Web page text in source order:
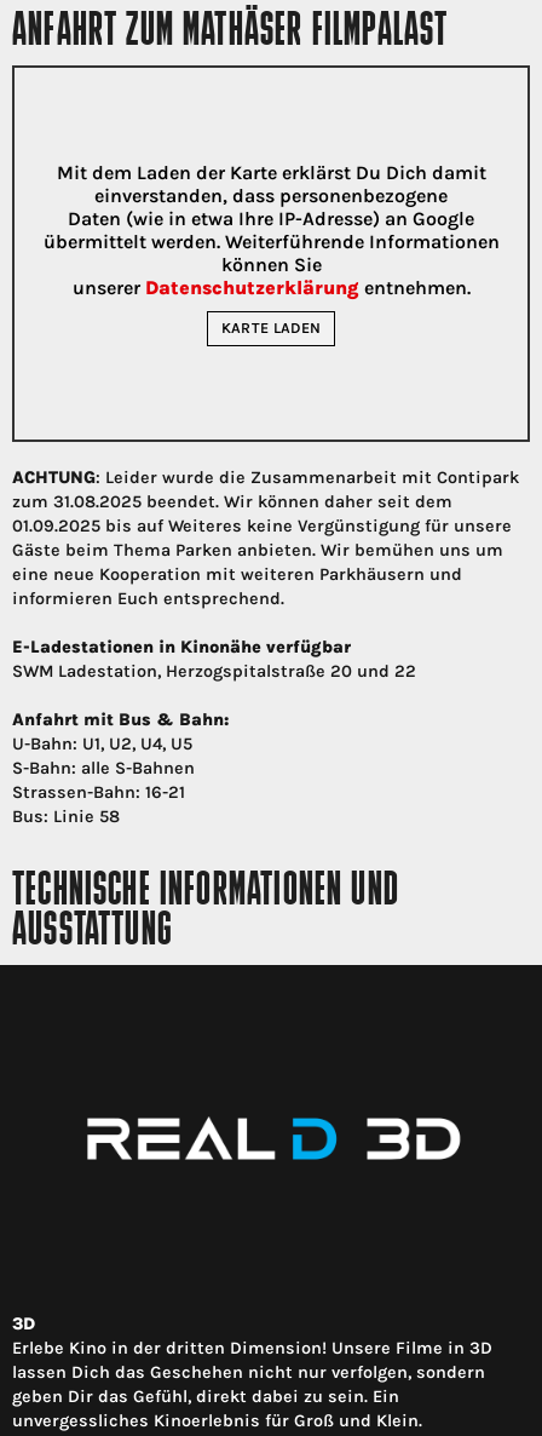
ANFAHRT ZUM MATHÄSER FILMPALAST
Mit dem Laden der Karte erklärst Du Dich damit
einverstanden, dass personenbezogene
Daten (wie in etwa Ihre IP-Adresse) an Google
übermittelt werden. Weiterführende Informationen
können Sie
unserer Datenschutzerklärung entnehmen.
KARTE LADEN
ACHTUNG: Leider wurde die Zusammenarbeit mit Contipark
zum 31.08.2025 beendet. Wir können daher seit dem
01.09.2025 bis auf Weiteres keine Vergünstigung für unsere
Gäste beim Thema Parken anbieten. Wir bemühen uns um
eine neue Kooperation mit weiteren Parkhäusern und
informieren Euch entsprechend.
E-Ladestationen in Kinonähe verfügbar
SWM Ladestation, Herzogspitalstraße 20 und 22
Anfahrt mit Bus & Bahn:
U-Bahn: U1, U2, U4, U5
S-Bahn: alle S-Bahnen
Strassen-Bahn: 16-21
Bus: Linie 58
TECHNISCHE INFORMATIONEN UND
AUSSTATTUNG
3D
Erlebe Kino in der dritten Dimension! Unsere Filme in 3D
lassen Dich das Geschehen nicht nur verfolgen, sondern
geben Dir das Gefühl, direkt dabei zu sein. Ein
unvergessliches Kinoerlebnis für Groß und Klein.